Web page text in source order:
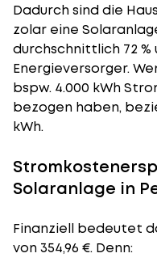
Dadurch sind die
zolar eine
durchschnittlich 72
Energieversorger.
bspw. 4.000 kWh
bezogen haben,
kWh.
Solaranlage in
Finanziell bedeutet
von 354,96 €. Denn: